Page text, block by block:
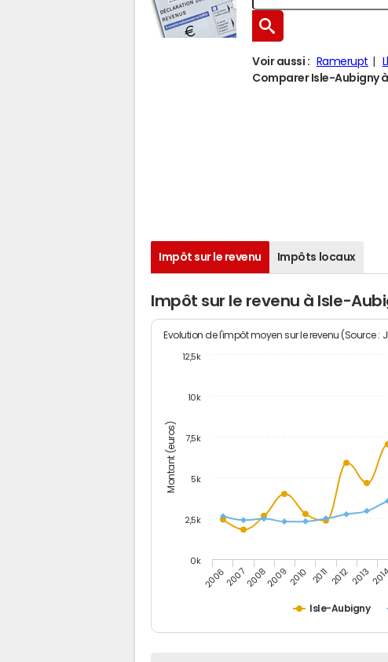
Voir aussi : Ramerupt
Comparer Isle-Aubigny
Impôt sur le revenu Impôts locaux
Impôt sur le revenu à Isle-
Montant (euros)
Evolution de l'impôt moyen sur le revenu (Source :
Isle-Aubigny
20062007200820092010 2011 20122013
0k
2,5k
5k
7,5k
10k
12,5k